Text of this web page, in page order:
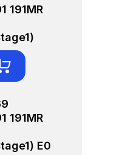
191MR
191MR
E0